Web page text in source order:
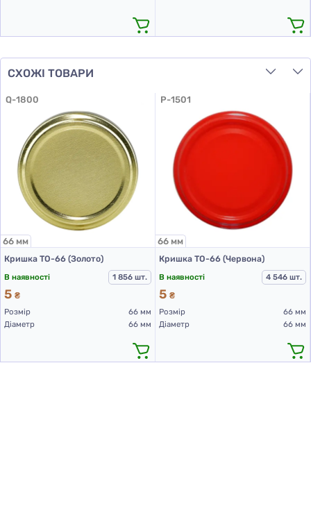
СХОЖІ ТОВАРИ
Q-1800
66 мм
Кришка ТО-66 (Золото)
В наявності
1 856 шт.
5 ₴
Розмір
66 мм
Діаметр
66 мм
P-1501
66 мм
Кришка ТО-66 (Червона)
В наявності
4 546 шт.
5 ₴
Розмір
66 мм
Діаметр
66 мм